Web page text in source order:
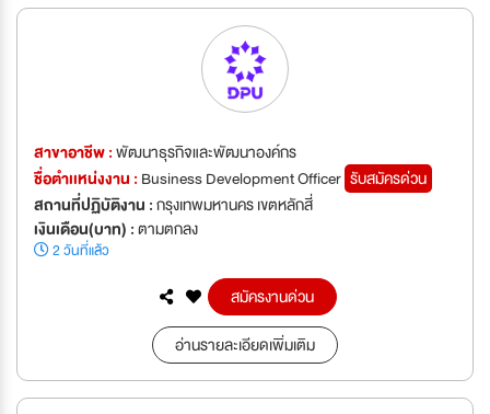
สาขาอาชีพ :พัฒนาธุรกิจและพัฒนาองค์กร
ชื่อตำเเหน่งงาน : Business Development Officer รับสมัครด่วน
สถานที่ปฏิบัติงาน :กรุงเทพมหานคร เขตหลักสี่
เงินเดือน(บาท) :ตามตกลง
2 วันที่แล้ว
สมัครงานด่วน
อ่านรายละเอียดเพิ่มเติม